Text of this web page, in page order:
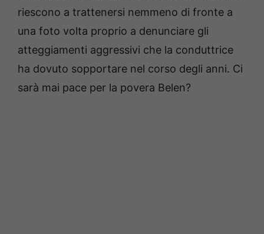
riescono a trattenersi nemmeno di fronte a
una foto volta proprio a denunciare gli
atteggiamenti aggressivi che la conduttrice
ha dovuto sopportare nel corso degli anni. Ci
sarà mai pace per la povera Belen?